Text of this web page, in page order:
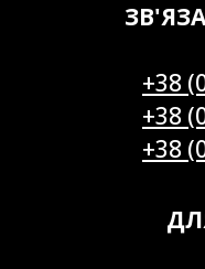
+38
+38
+38